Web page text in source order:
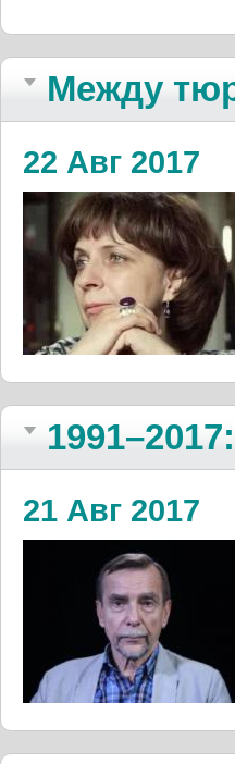
Между
22 Авг 2017
21 Авг 2017